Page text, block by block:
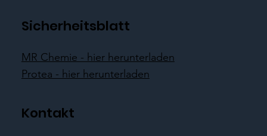
Sicherheitsblatt
MR Chemie - hier herunterladen
Protea - hier herunterladen
Kontakt